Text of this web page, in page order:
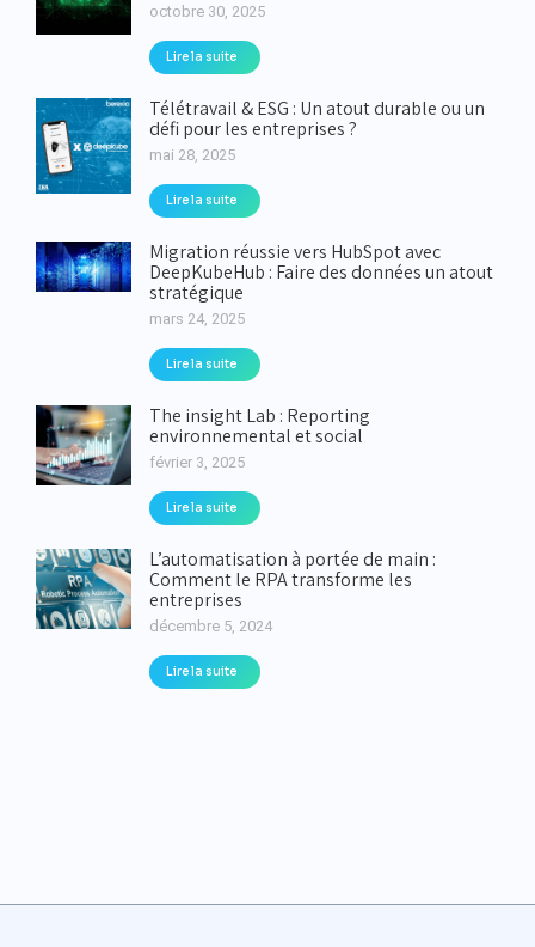
octobre 30, 2025
Lire la suite
Télétravail & ESG : Un atout durable ou un
défi pour les entreprises ?
mai 28, 2025
Lire la suite
Migration réussie vers HubSpot avec
DeepKubeHub : Faire des données un atout
stratégique
mars 24, 2025
Lire la suite
The insight Lab : Reporting
environnemental et social
février 3, 2025
Lire la suite
L’automatisation à portée de main :
Comment le RPA transforme les
entreprises
décembre 5, 2024
Lire la suite